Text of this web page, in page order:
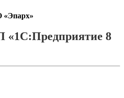
«Эпарх»
«1С:Предприятие 8